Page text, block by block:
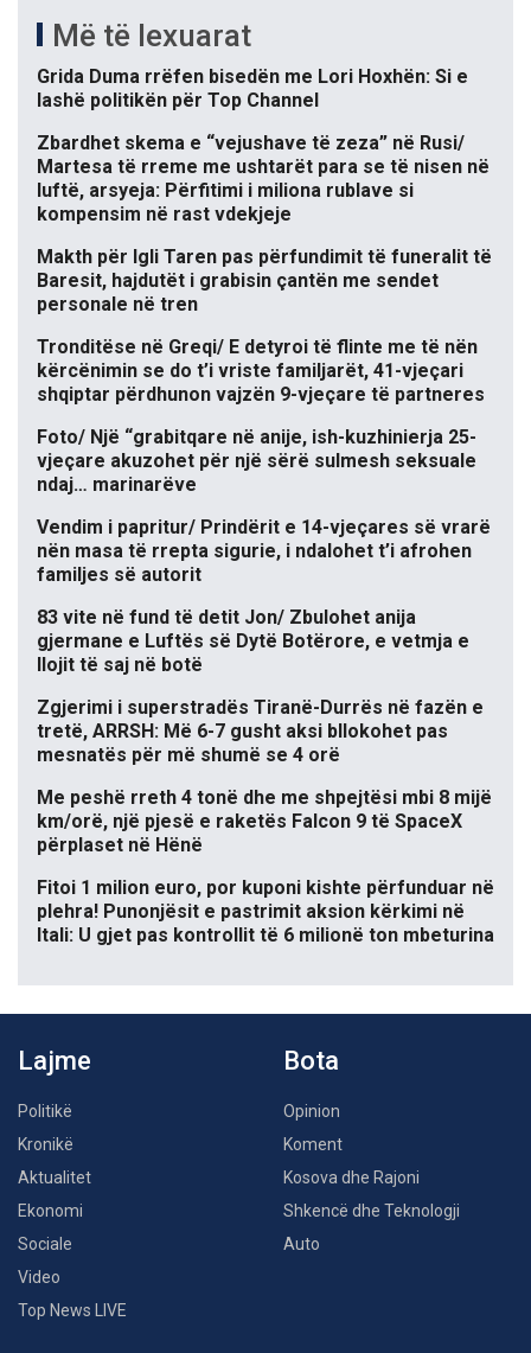
Më të lexuarat
Grida Duma rrëfen bisedën me Lori Hoxhën: Si e
lashë politikën për Top Channel
Zbardhet skema e “vejushave të zeza” në Rusi/
Martesa të rreme me ushtarët para se të nisen në
luftë, arsyeja: Përfitimi i miliona rublave si
kompensim në rast vdekjeje
Makth për Igli Taren pas përfundimit të funeralit të
Baresit, hajdutët i grabisin çantën me sendet
personale në tren
Tronditëse në Greqi/ E detyroi të flinte me të nën
kërcënimin se do t’i vriste familjarët, 41-vjeçari
shqiptar përdhunon vajzën 9-vjeçare të partneres
Foto/ Një “grabitqare në anije, ish-kuzhinierja 25-
vjeçare akuzohet për një sërë sulmesh seksuale
ndaj… marinarëve
Vendim i papritur/ Prindërit e 14-vjeçares së vrarë
nën masa të rrepta sigurie, i ndalohet t’i afrohen
familjes së autorit
83 vite në fund të detit Jon/ Zbulohet anija
gjermane e Luftës së Dytë Botërore, e vetmja e
llojit të saj në botë
Zgjerimi i superstradës Tiranë-Durrës në fazën e
tretë, ARRSH: Më 6-7 gusht aksi bllokohet pas
mesnatës për më shumë se 4 orë
Me peshë rreth 4 tonë dhe me shpejtësi mbi 8 mijë
km/orë, një pjesë e raketës Falcon 9 të SpaceX
përplaset në Hënë
Fitoi 1 milion euro, por kuponi kishte përfunduar në
plehra! Punonjësit e pastrimit aksion kërkimi në
Itali: U gjet pas kontrollit të 6 milionë ton mbeturina
Lajme
Politikë
Kronikë
Aktualitet
Ekonomi
Sociale
Video
Top News LIVE
Bota
Opinion
Koment
Kosova dhe Rajoni
Shkencë dhe Teknologji
Auto